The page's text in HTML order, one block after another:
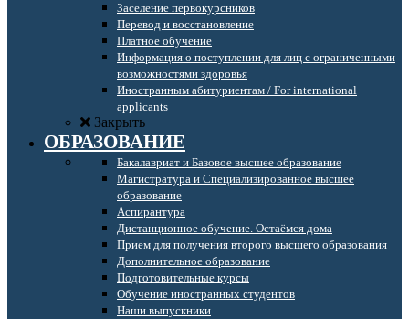
Заселение первокурсников
Перевод и восстановление
Платное обучение
Информация о поступлении для лиц с ограниченными
возможностями здоровья
Иностранным абитуриентам / For international
applicants
Закрыть
ОБРАЗОВАНИЕ
Бакалавриат и Базовое высшее образование
Магистратура и Специализированное высшее
образование
Аспирантура
Дистанционное обучение. Остаёмся дома
Прием для получения второго высшего образования
Дополнительное образование
Подготовительные курсы
Обучение иностранных студентов
Наши выпускники